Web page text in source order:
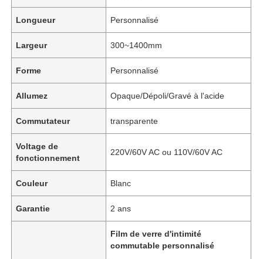
Longueur Personnalisé
Largeur 300~1400mm
Forme Personnalisé
Allumez Opaque/Dépoli/Gravé à l'acide
Commutateur transparente
Voltage de
fonctionnement
220V/60V AC ou 110V/60V AC
Couleur Blanc
Garantie 2 ans
Film de verre d'intimité
commutable personnalisé